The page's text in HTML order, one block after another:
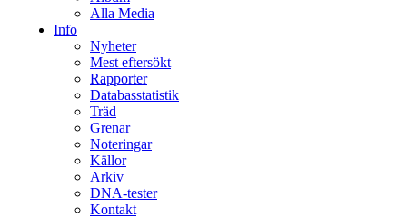
Alla Media
Info
Nyheter
Mest eftersökt
Rapporter
Databasstatistik
Träd
Grenar
Noteringar
Källor
Arkiv
DNA-tester
Kontakt